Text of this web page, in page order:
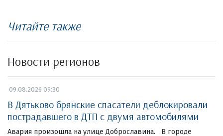
Читайте также
Новости регионов
09.08.2026 09:30
В Дятьково брянские спасатели деблокировали
пострадавшего в ДТП с двумя автомобилями
Авария произошла на улице Доброславина. В городе